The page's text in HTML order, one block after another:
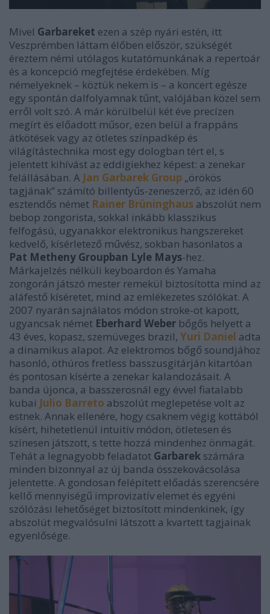
Mivel Garbareket ezen a szép nyári estén, itt
Veszprémben láttam élőben először, szükségét
éreztem némi utólagos kutatómunkának a repertoár
és a koncepció megfejtése érdekében. Míg
némelyeknek – köztük nekem is – a koncert egésze
egy spontán dalfolyamnak tűnt, valójában közel sem
erről volt szó. A már körülbelül két éve precízen
megírt és előadott műsor, ezen belül a frappáns
átkötések vagy az ötletes színpadkép és
világítástechnika most egy dologban tért el, s
jelentett kihívást az eddigiekhez képest: a zenekar
felállásában. A Jan Garbarek Group „örökös
tagjának” számító billentyűs-zeneszerző, az idén 60
esztendős német Rainer Brüninghaus abszolút nem
bebop zongorista, sokkal inkább klasszikus
felfogású, ugyanakkor elektronikus hangszereket
kedvelő, kísérletező művész, sokban hasonlatos a
Pat Metheny Groupban Lyle Mays-hez.
Márkajelzés nélküli keyboardon és Yamaha
zongorán játszó mester remekül biztosította mind az
aláfestő kíséretet, mind az emlékezetes szólókat. A
2007 nyarán sajnálatos módon stroke-ot kapott,
ugyancsak német Eberhard Weber bőgős helyett a
43 éves, kopasz, szemüveges brazil, Yuri Daniel adta
a dinamikus alapot. Az elektromos bőgő soundjához
hasonló, öthúros fretless basszusgitárján kitartóan
és pontosan kísérte a zenekar kalandozásait. A
banda újonca, a basszerosnál egy évvel fiatalabb
kubai Julio Barreto abszolút meglepetése volt az
estnek. Annak ellenére, hogy csaknem végig kottából
kísért, hihetetlenül intuitív módon, ötletesen és
színesen játszott, s tette hozzá mindenhez önmagát.
Tehát a legnagyobb feladatot Garbarek számára
minden bizonnyal az új banda összekovácsolása
jelentette. A gondosan felépített előadás szerencsére
kellő mennyiségű improvizatív elemet és egyéni
szólózási lehetőséget biztosított mindenkinek, így
abszolút megvalósulni látszott a kvartett tagjainak
egyenlősége.